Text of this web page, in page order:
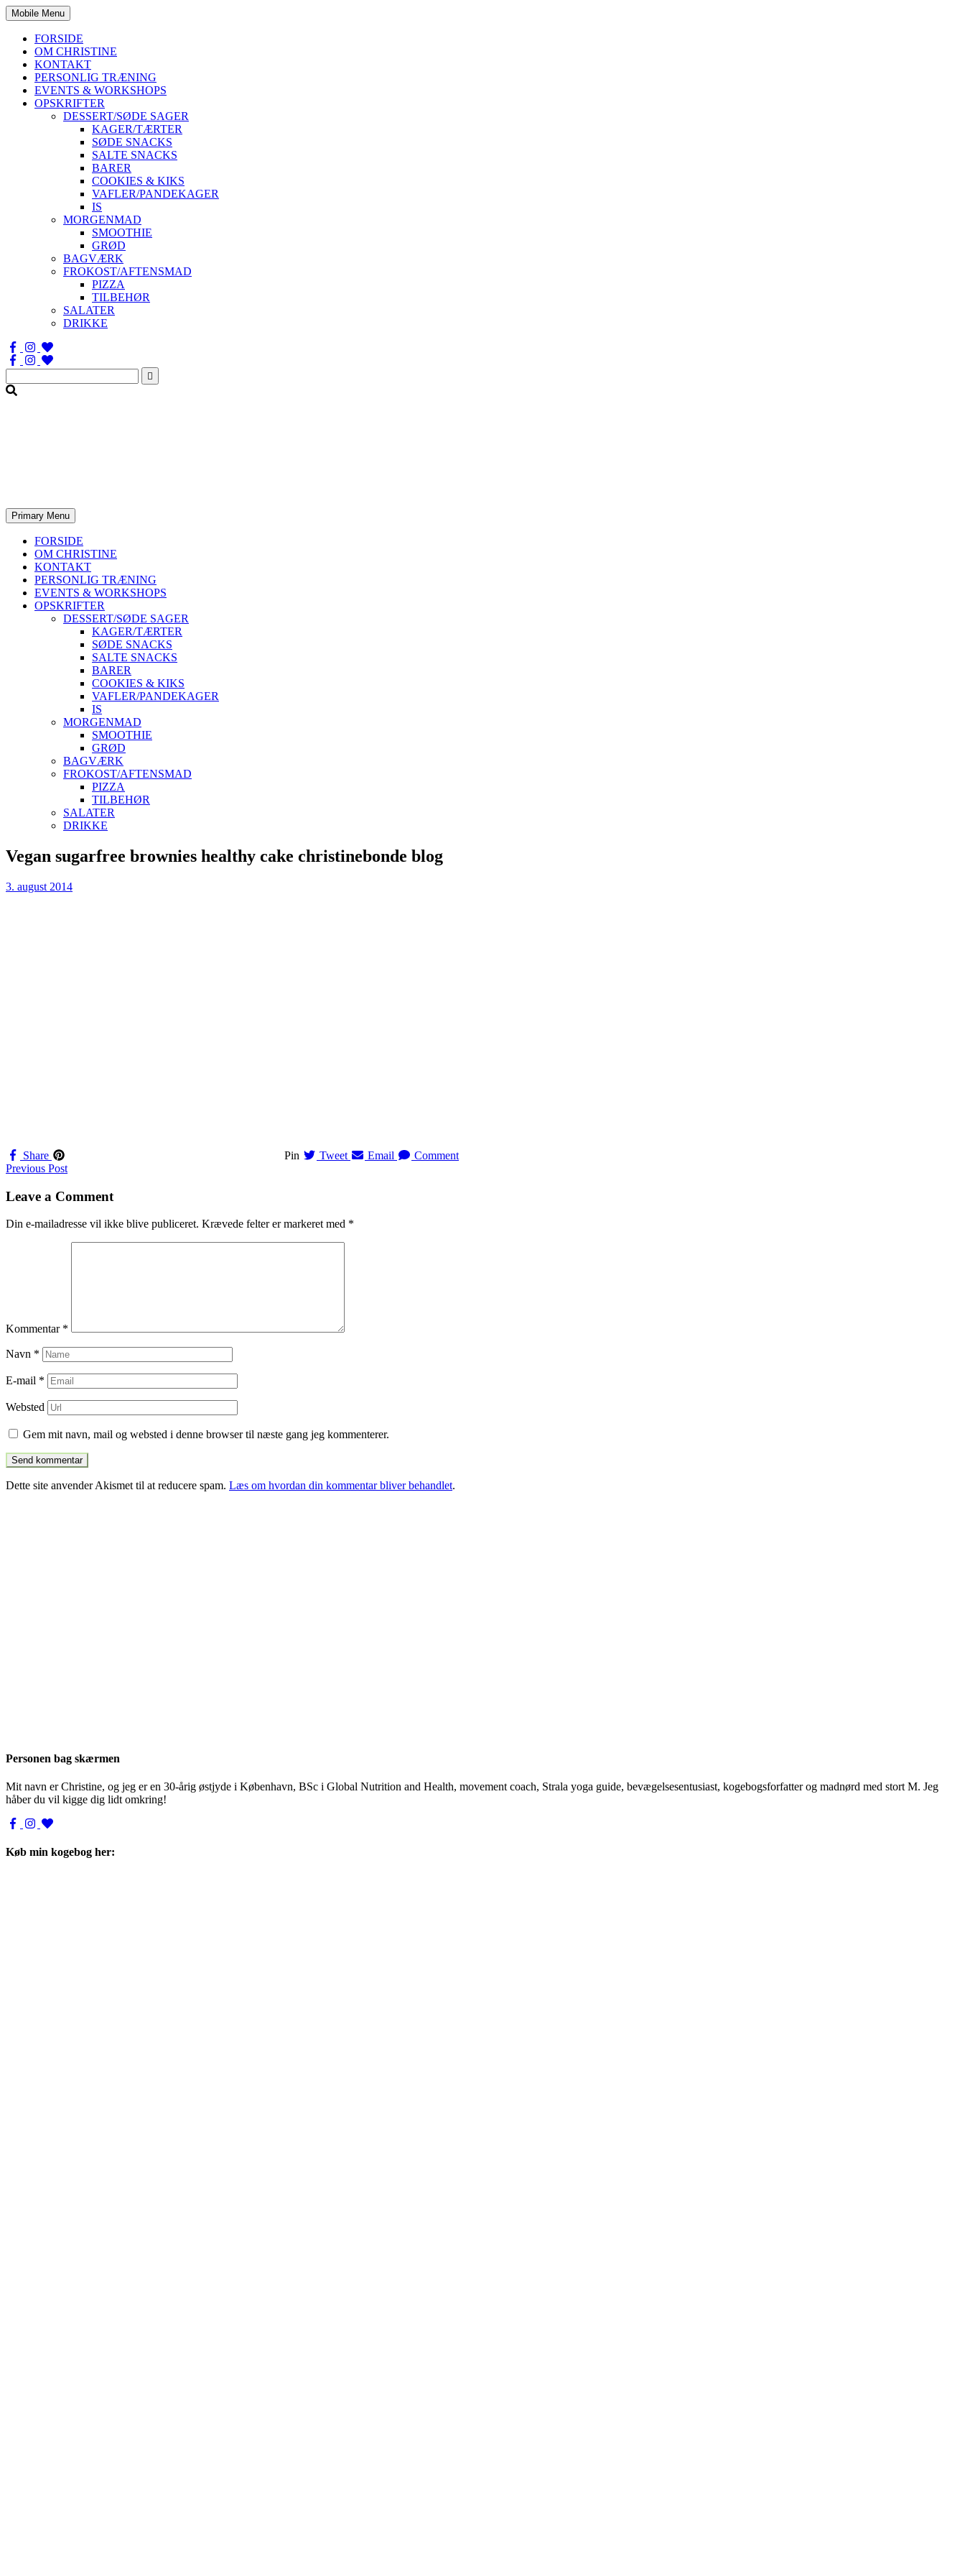
Mobile Menu
FORSIDE
OM CHRISTINE
KONTAKT
PERSONLIG TRÆNING
EVENTS & WORKSHOPS
OPSKRIFTER
DESSERT/SØDE SAGER
KAGER/TÆRTER
SØDE SNACKS
SALTE SNACKS
BARER
COOKIES & KIKS
VAFLER/PANDEKAGER
IS
MORGENMAD
SMOOTHIE
GRØD
BAGVÆRK
FROKOST/AFTENSMAD
PIZZA
TILBEHØR
SALATER
DRIKKE
Søg
efter:
Primary Menu
FORSIDE
OM CHRISTINE
KONTAKT
PERSONLIG TRÆNING
EVENTS & WORKSHOPS
OPSKRIFTER
DESSERT/SØDE SAGER
KAGER/TÆRTER
SØDE SNACKS
SALTE SNACKS
BARER
COOKIES & KIKS
VAFLER/PANDEKAGER
IS
MORGENMAD
SMOOTHIE
GRØD
BAGVÆRK
FROKOST/AFTENSMAD
PIZZA
TILBEHØR
SALATER
DRIKKE
Skip
to
Vegan sugarfree brownies healthy cake christinebonde blog
3. august 2014
Share Pin Tweet Email Comment
Navigation
til
Previous Post
Leave a Comment
Din e-mailadresse vil ikke blive publiceret. Krævede felter er markeret med *
Kommentar *
Navn *
E-mail *
Websted
Gem mit navn, mail og websted i denne browser til næste gang jeg kommenterer.
Dette site anvender Akismet til at reducere spam. Læs om hvordan din kommentar bliver behandlet.
Personen bag skærmen
Mit navn er Christine, og jeg er en 30-årig østjyde i København, BSc i Global Nutrition and Health, movement coach, Strala yoga guide, bevægelsesentusiast, kogebogsforfatter og madnørd med stort M. Jeg
håber du vil kigge dig lidt omkring!
Køb min kogebog her: